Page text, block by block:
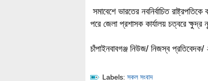
সমাবেশে ভারতের নবনির্বাচিত
পরে জেলা প্রশাসক কার্যালয় চত্বরে ক্ষুদ্র
চাঁপাইনবাবগঞ্জ নিউজ/ নিজস্ব
Labels: সকল সংবাদ